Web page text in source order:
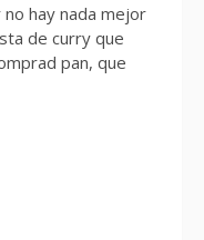
hay nada mejor
de curry que
pan, que